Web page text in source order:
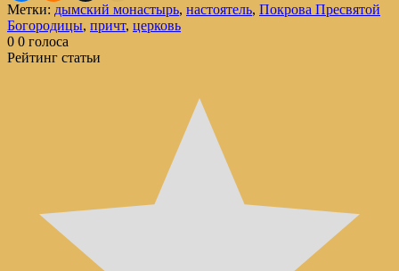
Метки: дымский монастырь, настоятель, Покрова Пресвятой
Богородицы, причт, церковь
0 0 голоса
Рейтинг статьи